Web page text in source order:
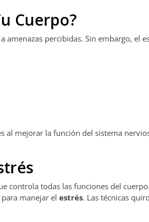
Cuerpo?
percibidas. Sin embargo, el
al mejorar la función del sistema
controla todas las funciones del
manejar el estrés. Las técnicas